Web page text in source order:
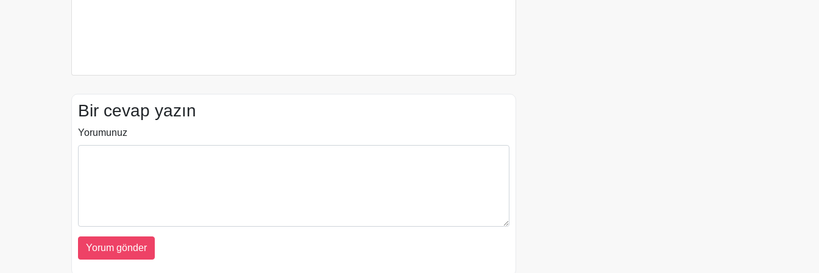
Bir cevap yazın
Yorumunuz